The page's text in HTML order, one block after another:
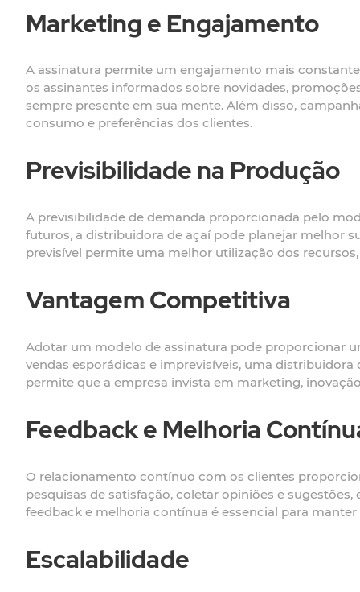
Marketing e Engajamento
A assinatura permite um engajamento mais
os assinantes informados sobre novidades,
sempre presente em sua mente. Além disso,
consumo e preferências dos clientes.
Previsibilidade na Produção
A previsibilidade de demanda proporcionada pelo
futuros, a distribuidora de açaí pode planejar melhor
previsível permite uma melhor utilização dos
Vantagem Competitiva
Adotar um modelo de assinatura pode proporcionar
vendas esporádicas e imprevisíveis, uma
permite que a empresa invista em marketing,
Feedback e Melhoria
O relacionamento contínuo com os clientes
pesquisas de satisfação, coletar opiniões e
feedback e melhoria contínua é essencial para
Escalabilidade